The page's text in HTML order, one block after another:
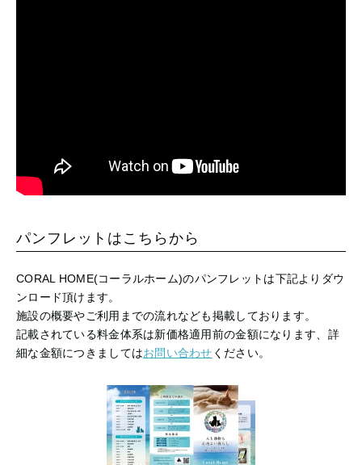
パンフレットはこちらから
CORAL HOME(コーラルホーム)のパンフレットは下記よりダウ
ンロード頂けます。
施設の概要やご利用までの流れなども掲載しております。
記載されている料金体系は新価格適用前の金額になります、詳
細な金額につきましてはお問い合わせ ください。